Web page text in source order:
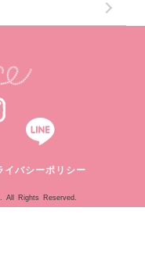
イバシーポリシー
All Rights Reserved.